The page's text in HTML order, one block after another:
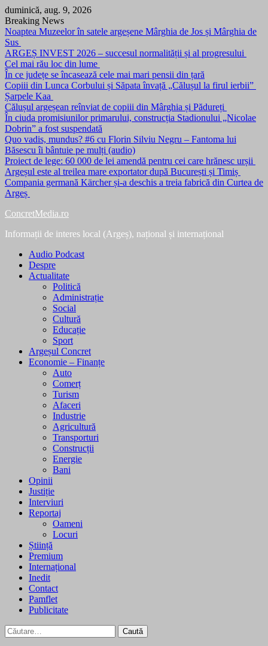
Skip
to
content
duminică, aug. 9, 2026
Breaking News
Noaptea Muzeelor în satele argeșene Mârghia de Jos și Mârghia de
Sus
ARGEȘ INVEST 2026 – succesul normalității și al progresului
Cel mai rău loc din lume
În ce județe se încasează cele mai mari pensii din țară
Copiii din Lunca Corbului și Săpata învață „Călușul la firul ierbii”
Șarpele Kaa
Călușul argeșean reînviat de copiii din Mârghia și Pădureți
În ciuda promisiunilor primarului, construcția Stadionului „Nicolae
Dobrin” a fost suspendată
Quo vadis, mundus? #6 cu Florin Silviu Negru – Fantoma lui
Băsescu îi bântuie pe mulți (audio)
Proiect de lege: 60 000 de lei amendă pentru cei care hrănesc urșii
Argeșul este al treilea mare exportator după București și Timiș
Compania germană Kärcher și-a deschis a treia fabrică din Curtea de
Argeș
ConcretMedia.ro
Informații de interes local (Argeș), național și internațional
Audio Podcast
Despre
Actualitate
Politică
Administrație
Social
Cultură
Educație
Sport
Argeșul Concret
Economie – Finanțe
Auto
Comerț
Turism
Afaceri
Industrie
Agricultură
Transporturi
Construcții
Energie
Bani
Opinii
Justiție
Interviuri
Reportaj
Oameni
Locuri
Știință
Premium
Internațional
Inedit
Contact
Pamflet
Publicitate
Caută
după: